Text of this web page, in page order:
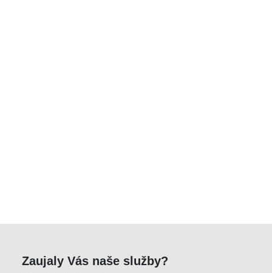
Zaujaly Vás naše služby?